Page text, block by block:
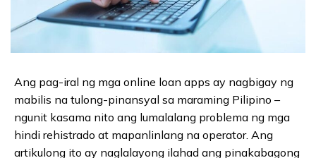
Ang pag-iral ng mga online loan apps ay nagbigay ng
mabilis na tulong-pinansyal sa maraming Pilipino –
ngunit kasama nito ang lumalalang problema ng mga
hindi rehistrado at mapanlinlang na operator. Ang
artikulong ito ay naglalayong ilahad ang pinakabagong